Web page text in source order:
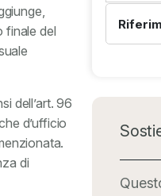
finale del
dell’art. 96
d’ufficio
di